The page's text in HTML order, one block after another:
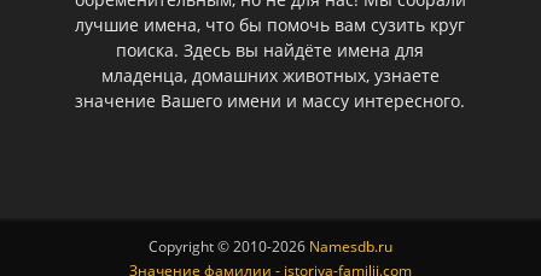
лучшие имена, что бы помочь вам сузить круг
поиска. Здесь вы найдёте имена для
младенца, домашних животных, узнаете
значение Вашего имени и массу интересного.
Copyright © 2010-2026 Namesdb.ru
Значение фамилии - istoriya-familii.com